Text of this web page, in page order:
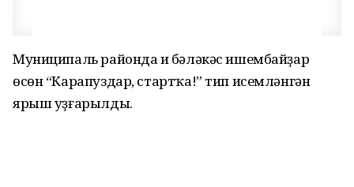
Муниципаль районда иң бәләкәс ишембайҙар
өсөн “Карапуздар, стартҡа!” тип исемләнгән
ярыш уҙғарылды.